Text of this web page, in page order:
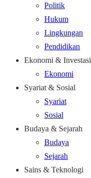
Politik
Hukum
Lingkungan
Pendidikan
Ekonomi & Investasi
Ekonomi
Syariat & Sosial
Syariat
Sosial
Budaya & Sejarah
Budaya
Sejarah
Sains & Teknologi